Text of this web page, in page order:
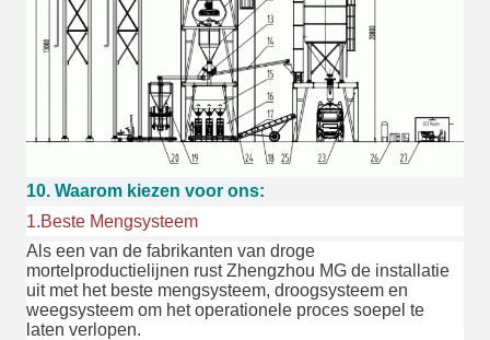
10. Waarom kiezen voor ons:
1.Beste Mengsysteem
Als een van de fabrikanten van droge
mortelproductielijnen rust Zhengzhou MG de installatie
uit met het beste mengsysteem, droogsysteem en
weegsysteem om het operationele proces soepel te
laten verlopen.